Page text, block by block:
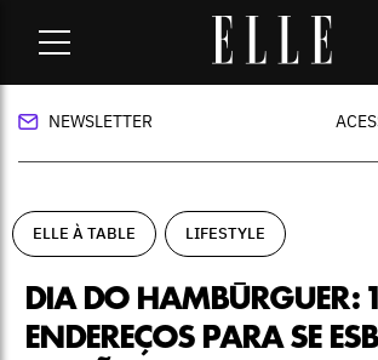
Dia do hambúrguer:
se esbaldar em São Paulo
NEWSLETTER
ELLE À TABLE LIFESTYLE
DIA DO HAMBÚRGUER:
ENDEREÇOS PARA SE